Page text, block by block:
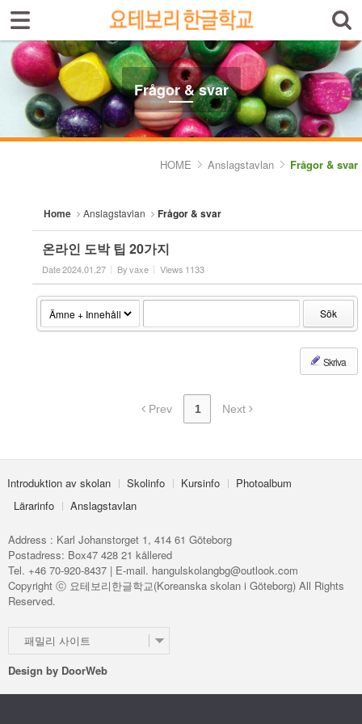
Frågor & svar
HOME Anslagstavlan Frågor & svar
Home Anslagstavlan Frågor & svar
온라인 도박 팁 20가지
Date2024.01.27 Byvaxe Views 1133
Sök
Skriva
Prev 1 Next
Introduktion av skolan Skolinfo Kursinfo
Photoalbum
Lärarinfo
Anslagstavlan
Address : Karl Johanstorget 1, 414 61 Göteborg
Postadress: Box47 428 21 kållered
Tel. +46 70-920-8437 | E-mail. hangulskolangbg@outlook.com
Copyright ⓒ 요테보리한글학교(Koreanska skolan i Göteborg) All Rights
Reserved.
패밀리 사이트
Design by DoorWeb
Sign In Sign Up
Select language
Introduktion av skolan
Skolinfo
Lärarinfo
Anslagstavlan
- Frågor & svar
- Fria ord
Sketchbook5, 스케치북5
Sketchbook5, 스케치북5